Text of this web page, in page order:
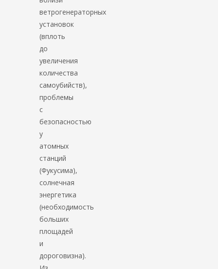
ветрогенераторных
установок
(вплоть
до
увеличения
количества
самоубийств),
проблемы
с
безопасностью
у
атомных
станций
(Фукусима),
солнечная
энергетика
(необходимость
больших
площадей
и
дороговизна).